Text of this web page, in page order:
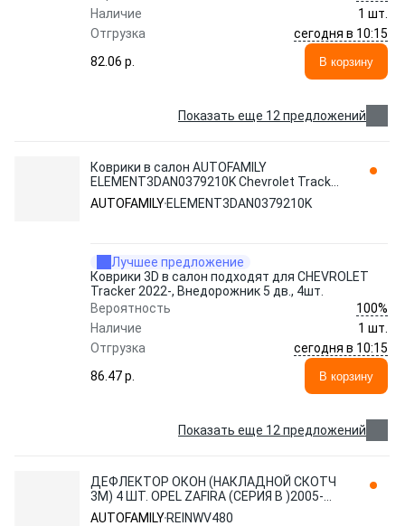
Наличие
1 шт.
Отгрузка
сегодня в 10:15
82.06 p.
В корзину
Показать еще 12 предложений
Коврики в салон AUTOFAMILY
ELEMENT3DAN0379210K Chevrolet Tracker
2022-н.в. 4 шт., черный
AUTOFAMILY ELEMENT3DAN0379210K
Лучшее предложение
Коврики 3D в салон подходят для CHEVROLET
Tracker 2022-, Внедорожник 5 дв., 4шт.
Вероятность
100%
Наличие
1 шт.
Отгрузка
сегодня в 10:15
86.47 p.
В корзину
Показать еще 12 предложений
ДЕФЛЕКТОР ОКОН (НАКЛАДНОЙ СКОТЧ
3М) 4 ШТ. OPEL ZAFIRA (СЕРИЯ В )2005-
2011 МИНИВЭ REINWV480 AUTOFAMILY
AUTOFAMILY REINWV480